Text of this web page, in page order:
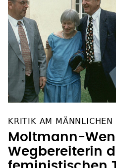
KRITIK AM MÄNNLICHEN
Moltmann-
Wegbereiterin